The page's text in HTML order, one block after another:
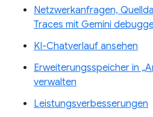
Netzwerkanfragen,
Traces mit Gemini
KI-Chatverlauf ansehen
Erweiterungsspeicher in
verwalten
Leistungsverbesserungen